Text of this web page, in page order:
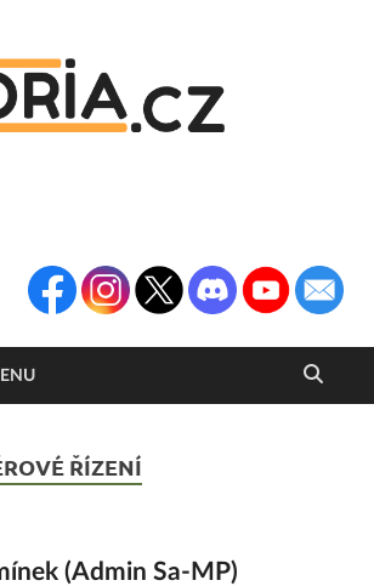
ŘÍZENÍ
(Admin Sa-MP)